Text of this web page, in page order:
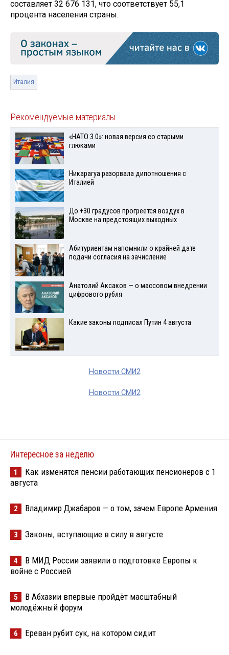
составляет 32 676 131, что соответствует 55,1
процента населения страны.
Италия
Рекомендуемые материалы
«НАТО 3.0»: новая версия со старыми
глюками
Никарагуа разорвала дипотношения с
Италией
До +30 градусов прогреется воздух в
Москве на предстоящих выходных
Абитуриентам напомнили о крайней дате
подачи согласия на зачисление
Анатолий Аксаков — о массовом внедрении
цифрового рубля
Какие законы подписал Путин 4 августа
Новости СМИ2
Новости СМИ2
Интересное за неделю
1
Как изменятся пенсии работающих пенсионеров с 1
августа
2 Владимир Джабаров — о том, зачем Европе Армения
3 Законы, вступающие в силу в августе
4
В МИД России заявили о подготовке Европы к
войне с Россией
5
В Абхазии впервые пройдёт масштабный
молодёжный форум
6 Ереван рубит сук, на котором сидит